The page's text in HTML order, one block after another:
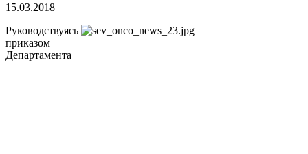
15.03.2018
Руководствуясь
приказом
Департамента